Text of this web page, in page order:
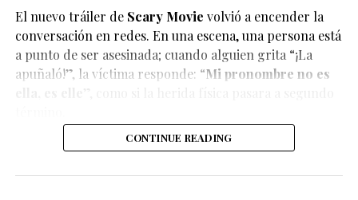
Ver esta publicación en Instagram
de los eventos más virales del momento, luego de que el
cantante Carlos Rivera apareciera como sorpresa y
ofreciera un concierto privado.
El nuevo tráiler deScary Movie volvió a encender la
conversación en redes. En una escena, una persona está
a punto de ser asesinada; cuando alguien grita “¡La
apuñaló!”, la víctima responde: “Mi pronombre no es
CONTINUE READING